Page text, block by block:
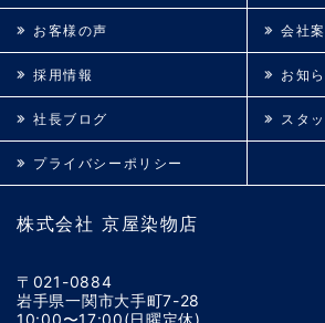
株式会社 京屋染物店
〒021-0884
岩手県一関市大手町7-28
10:00〜17:00(日曜定休)
お客様の声 会社
採用情報 お知
社長ブログ スタ
プライバシーポリシー